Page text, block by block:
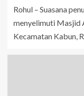
Rohul – Suasana
menyelimuti Masjid
Kecamatan Kabun,